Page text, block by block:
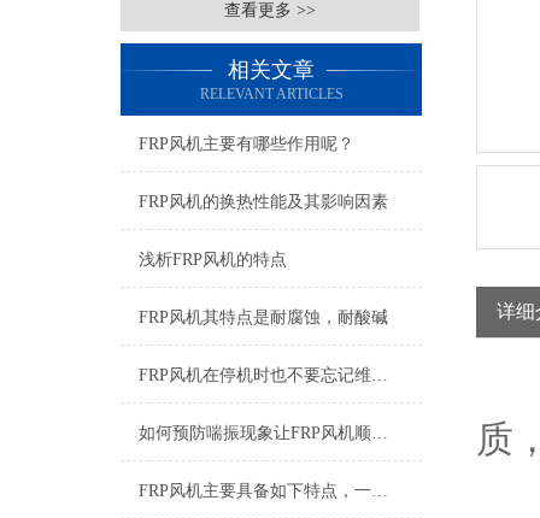
查看更多 >>
相关文章
RELEVANT ARTICLES
FRP风机主要有哪些作用呢？
FRP风机的换热性能及其影响因素
浅析FRP风机的特点
FRP风机其特点是耐腐蚀，耐酸碱
FRP风机在停机时也不要忘记维护保养
如何预防喘振现象让FRP风机顺利运行？
FRP风机主要具备如下特点，一起来了解一下
详细
质